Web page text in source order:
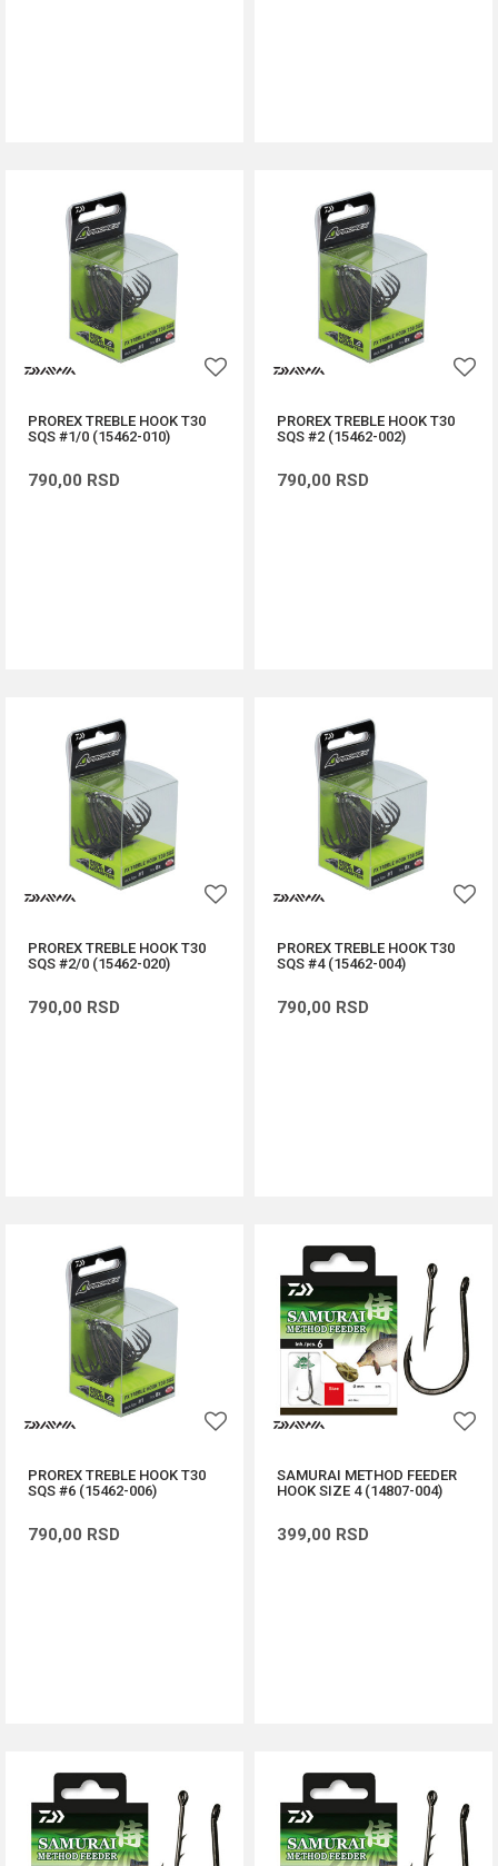
PROREX TREBLE HOOK T30
SQS #1/0 (15462-010)
790,00 RSD
PROREX TREBLE HOOK T30
SQS #2 (15462-002)
790,00 RSD
PROREX TREBLE HOOK T30
SQS #2/0 (15462-020)
790,00 RSD
PROREX TREBLE HOOK T30
SQS #4 (15462-004)
790,00 RSD
PROREX TREBLE HOOK T30
SQS #6 (15462-006)
790,00 RSD
SAMURAI METHOD FEEDER
HOOK SIZE 4 (14807-004)
399,00 RSD